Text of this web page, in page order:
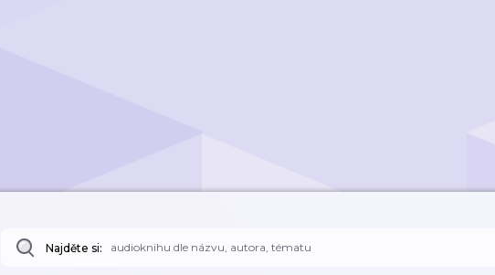
Najděte si: